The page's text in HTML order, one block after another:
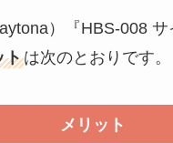
）『HBS-008
トは次のとおりです。
メリット